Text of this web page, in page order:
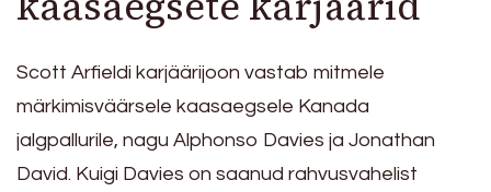
Scott Arfieldi karjäärijoon vastab mitmele
märkimisväärsele kaasaegsele Kanada
jalgpallurile, nagu Alphonso Davies ja Jonathan
David. Kuigi Davies on saanud rahvusvahelist